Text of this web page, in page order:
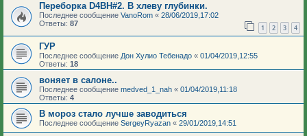
Переборка D4BH#2. В хлеву глубинки.
Последнее сообщение VanoRom « 28/06/2019,17:02
Ответы: 87 1 2 3 4
ГУР
Последнее сообщение Дон Хулио Тебенадо « 01/04/2019,12:55
Ответы: 18
воняет в салоне..
Последнее сообщение medved_1_nah « 01/04/2019,11:18
Ответы: 4
В мороз стало лучше заводиться
Последнее сообщение SergeyRyazan « 29/01/2019,14:51